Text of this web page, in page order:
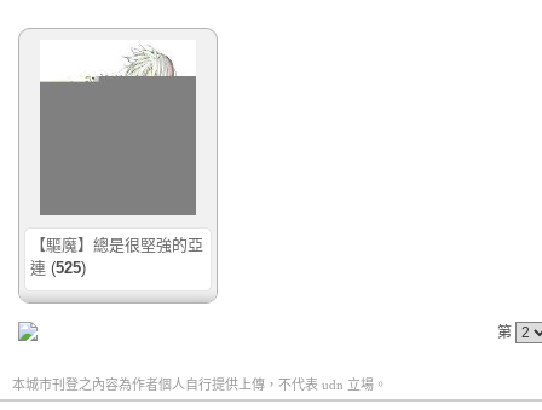
【驅魔】總是很堅強的亞
連 (525)
第
本城市刊登之內容為作者個人自行提供上傳，不代表 udn 立場。